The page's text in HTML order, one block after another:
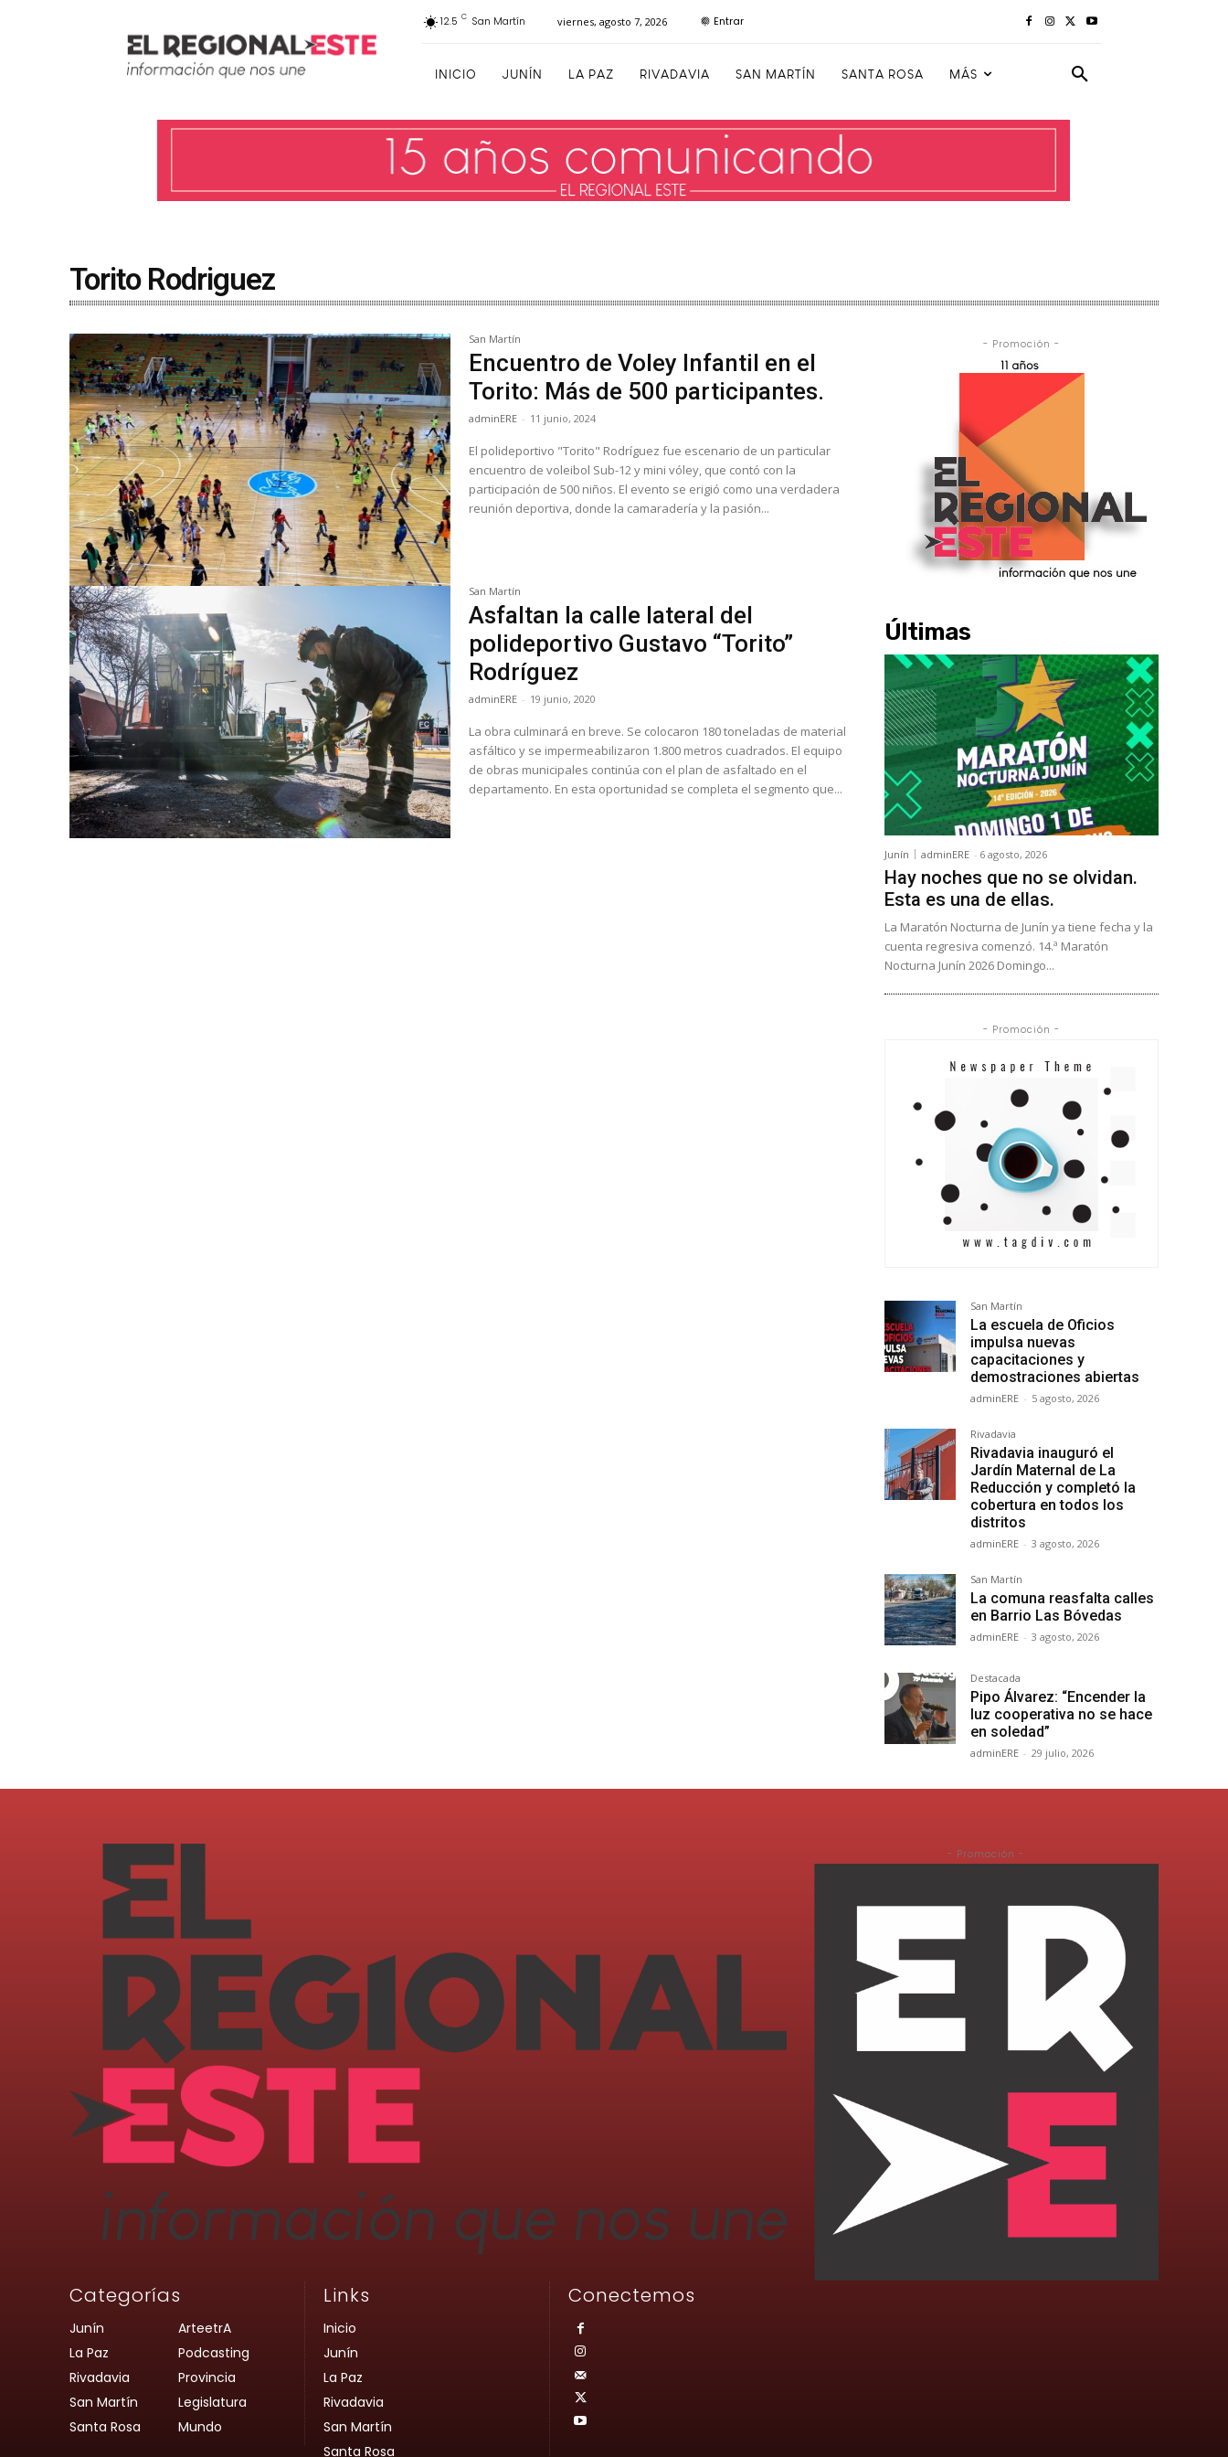
12.5 C San Martín viernes, agosto 7, 2026 Entrar
INICIO JUNÍN LA PAZ RIVADAVIA SAN MARTÍN SANTA ROSA MÁS
Torito Rodriguez
San Martín
Encuentro de Voley Infantil en el
Torito: Más de 500 participantes.
adminERE - 11 junio, 2024
El polideportivo "Torito" Rodríguez fue escenario de un particular
encuentro de voleibol Sub-12 y mini vóley, que contó con la
participación de 500 niños. El evento se erigió como una verdadera
reunión deportiva, donde la camaradería y la pasión...
San Martín
Asfaltan la calle lateral del
polideportivo Gustavo “Torito”
Rodríguez
adminERE - 19 junio, 2020
La obra culminará en breve. Se colocaron 180 toneladas de material
asfáltico y se impermeabilizaron 1.800 metros cuadrados. El equipo
de obras municipales continúa con el plan de asfaltado en el
departamento. En esta oportunidad se completa el segmento que...
- Promoción -
Últimas
Junín adminERE - 6 agosto, 2026
Hay noches que no se olvidan.
Esta es una de ellas.
La Maratón Nocturna de Junín ya tiene fecha y la
cuenta regresiva comenzó. 14.ª Maratón
Nocturna Junín 2026 Domingo...
- Promoción -
San Martín
La escuela de Oficios
impulsa nuevas
capacitaciones y
demostraciones abiertas
adminERE - 5 agosto, 2026
Rivadavia
Rivadavia inauguró el
Jardín Maternal de La
Reducción y completó la
cobertura en todos los
distritos
adminERE - 3 agosto, 2026
San Martín
La comuna reasfalta calles
en Barrio Las Bóvedas
adminERE - 3 agosto, 2026
Destacada
Pipo Álvarez: “Encender la
luz cooperativa no se hace
en soledad”
adminERE - 29 julio, 2026
Categorías
Junín
La Paz
Rivadavia
San Martín
Santa Rosa
ArteetrA
Podcasting
Provincia
Legislatura
Mundo
Links
Inicio
Junín
La Paz
Rivadavia
San Martín
Santa Rosa
Conectemos
- Promoción -